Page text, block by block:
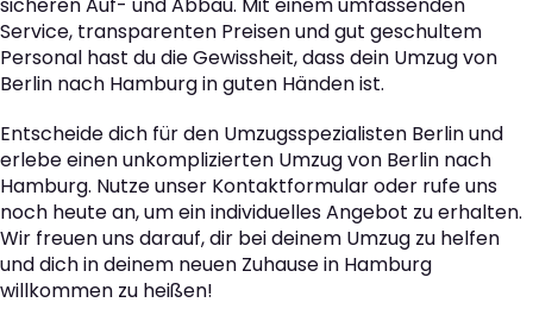
sicheren Auf- und Abbau. Mit einem umfassenden
Service, transparenten Preisen und gut geschultem
Personal hast du die Gewissheit, dass dein Umzug von
Berlin nach Hamburg in guten Händen ist.
Entscheide dich für den Umzugsspezialisten Berlin und
erlebe einen unkomplizierten Umzug von Berlin nach
Hamburg. Nutze unser Kontaktformular oder rufe uns
noch heute an, um ein individuelles Angebot zu erhalten.
Wir freuen uns darauf, dir bei deinem Umzug zu helfen
und dich in deinem neuen Zuhause in Hamburg
willkommen zu heißen!